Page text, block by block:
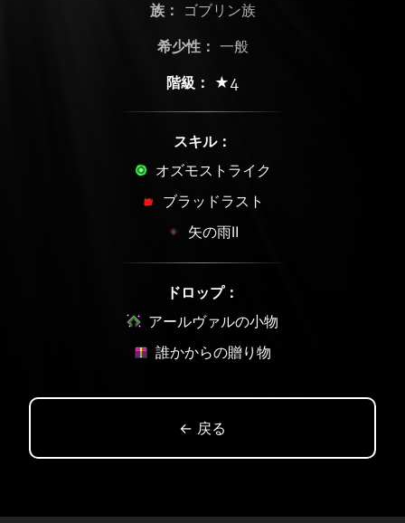
族：
ゴブリン族
希少性： 一般
階級：
★4
スキル：
オズモストライク
ブラッドラスト
矢の雨Ⅱ
ドロップ：
アールヴァルの小物
誰かからの贈り物
← 戻る